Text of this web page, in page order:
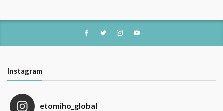
Instagram
etomiho_global